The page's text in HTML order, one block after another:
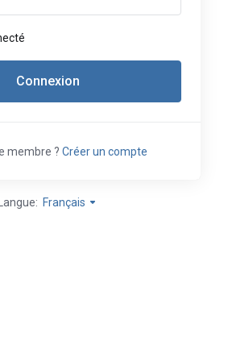
Connexion
membre ? Créer un compte
Langue: Français